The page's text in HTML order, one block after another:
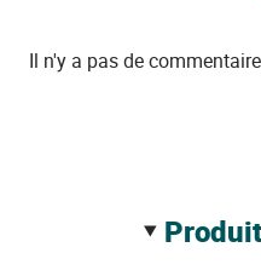
Il n'y a pas de